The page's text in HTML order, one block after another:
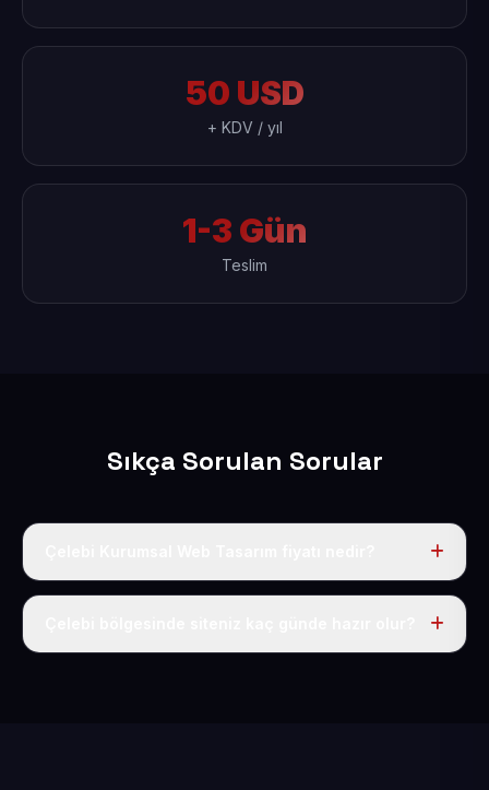
50 USD
+ KDV / yıl
1-3 Gün
Teslim
Sıkça Sorulan Sorular
Tek fiyat uygulanır: yıllık 50 USD + KDV. Bu bedele alan